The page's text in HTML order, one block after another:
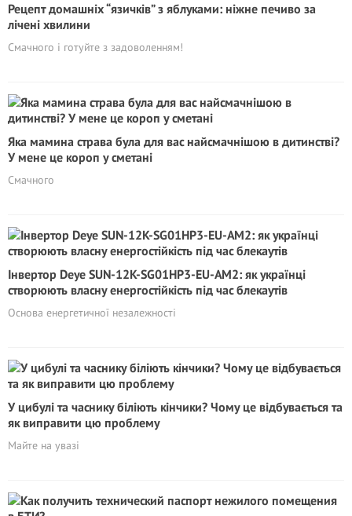
Рецепт домашніх “язичків” з яблуками: ніжне печиво за
лічені хвилини
Смачного і готуйте з задоволенням!
Яка мамина страва була для вас найсмачнішою в дитинстві?
У мене це короп у сметані
Смачного
Інвертор Deye SUN-12K-SG01HP3-EU-AM2: як українці
створюють власну енергостійкість під час блекаутів
Основа енергетичної незалежності
У цибулі та часнику біліють кінчики? Чому це відбувається та
як виправити цю проблему
Майте на увазі